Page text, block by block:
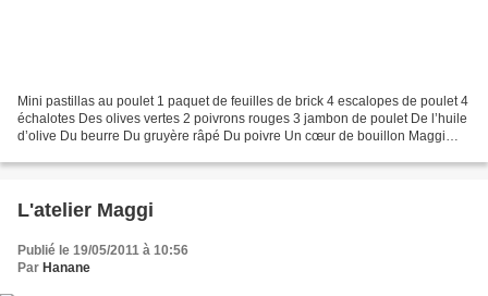
Mini pastillas au poulet 1 paquet de feuilles de brick 4 escalopes de poulet 4
échalotes Des olives vertes 2 poivrons rouges 3 jambon de poulet De l’huile
d’olive Du beurre Du gruyère râpé Du poivre Un cœur de bouillon Maggi
L'atelier Maggi
Publié le 19/05/2011 à 10:56
Par Hanane